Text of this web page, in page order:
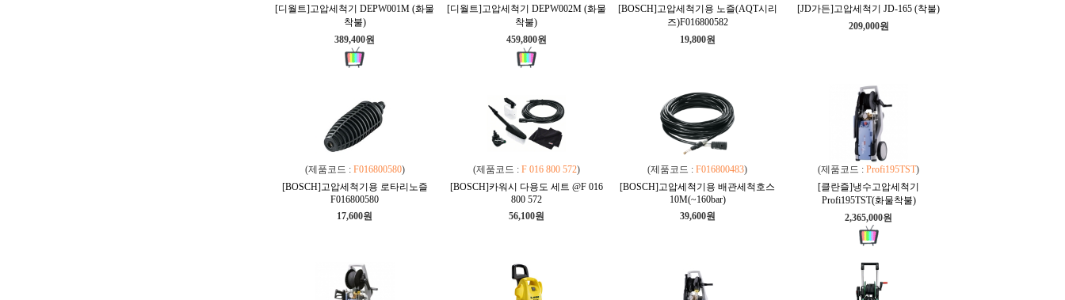
[디월트]고압세척기 DEPW001M (화물
착불)
389,400원
[디월트]고압세척기 DEPW002M (화물
착불)
459,800원
[BOSCH]고압세척기용 노즐(AQT시리
즈)F016800582
19,800원
[JD가든]고압세척기 JD-165 (착불)
209,000원
(제품코드 : F016800580)
[BOSCH]고압세척기용 로타리노즐
F016800580
17,600원
(제품코드 : F 016 800 572)
[BOSCH]카워시 다용도 세트 @F 016
800 572
56,100원
(제품코드 : F016800483)
[BOSCH]고압세척기용 배관세척호스
10M(~160bar)
39,600원
(제품코드 : Profi195TST)
[클란즐]냉수고압세척기
Profi195TST(화물착불)
2,365,000원